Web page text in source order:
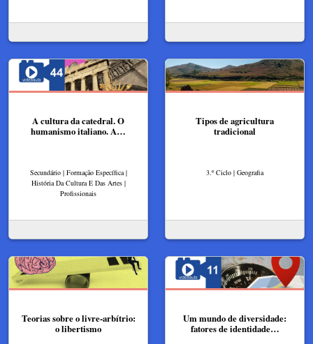
A cultura da catedral. O
humanismo italiano. A…
Secundário | Formação Específica |
História Da Cultura E Das Artes |
Profissionais
Tipos de agricultura
tradicional
3.º Ciclo | Geografia
Teorias sobre o livre-arbítrio:
o libertismo
Um mundo de diversidade:
fatores de identidade…